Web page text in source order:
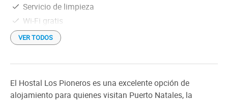
Servicio de limpieza
Wi-Fi gratis
VER TODOS
El Hostal Los Pioneros es una excelente opción de
alojamiento para quienes visitan Puerto Natales, la